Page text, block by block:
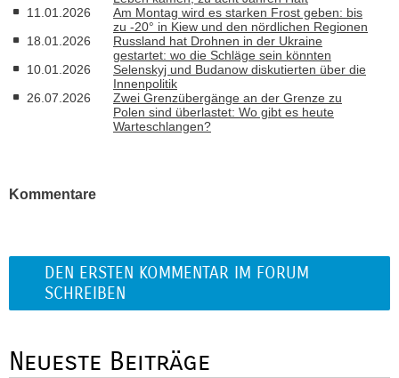
11.01.2026
Am Montag wird es starken Frost geben: bis
zu -20° in Kiew und den nördlichen Regionen
18.01.2026
Russland hat Drohnen in der Ukraine
gestartet: wo die Schläge sein könnten
10.01.2026
Selenskyj und Budanow diskutierten über die
Innenpolitik
26.07.2026
Zwei Grenzübergänge an der Grenze zu
Polen sind überlastet: Wo gibt es heute
Warteschlangen?
Kommentare
DEN ERSTEN KOMMENTAR IM FORUM
SCHREIBEN
Neueste Beiträge